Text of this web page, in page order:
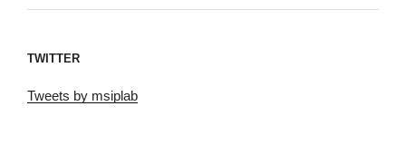
TWITTER
Tweets by msiplab